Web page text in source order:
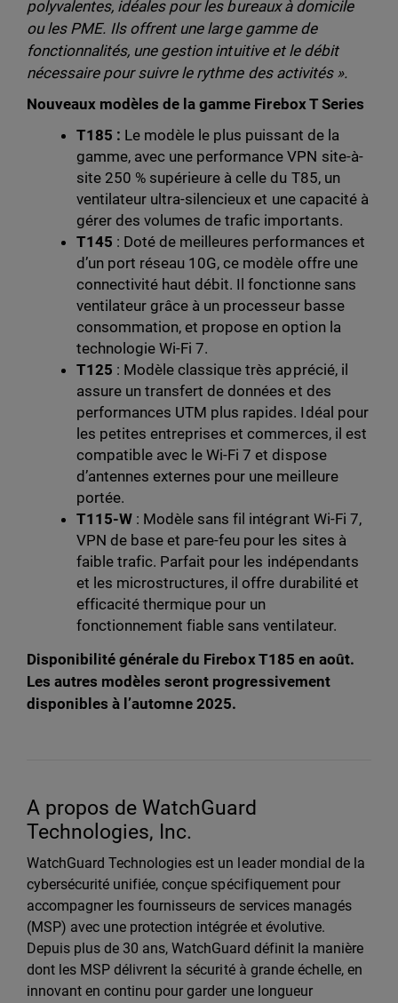
polyvalentes, idéales pour les bureaux à domicile
ou les PME. Ils offrent une large gamme de
fonctionnalités, une gestion intuitive et le débit
nécessaire pour suivre le rythme des activités ».
Nouveaux modèles de la gamme Firebox T Series
T185 : Le modèle le plus puissant de la
gamme, avec une performance VPN site-à-
site 250 % supérieure à celle du T85, un
ventilateur ultra-silencieux et une capacité à
gérer des volumes de trafic importants.
T145 : Doté de meilleures performances et
d’un port réseau 10G, ce modèle offre une
connectivité haut débit. Il fonctionne sans
ventilateur grâce à un processeur basse
consommation, et propose en option la
technologie Wi-Fi 7.
T125 : Modèle classique très apprécié, il
assure un transfert de données et des
performances UTM plus rapides. Idéal pour
les petites entreprises et commerces, il est
compatible avec le Wi-Fi 7 et dispose
d’antennes externes pour une meilleure
portée.
T115-W : Modèle sans fil intégrant Wi-Fi 7,
VPN de base et pare-feu pour les sites à
faible trafic. Parfait pour les indépendants
et les microstructures, il offre durabilité et
efficacité thermique pour un
fonctionnement fiable sans ventilateur.
Disponibilité générale du Firebox T185 en août.
Les autres modèles seront progressivement
disponibles à l’automne 2025.
A propos de WatchGuard
Technologies, Inc.
WatchGuard Technologies est un leader mondial de la
cybersécurité unifiée, conçue spécifiquement pour
accompagner les fournisseurs de services managés
(MSP) avec une protection intégrée et évolutive.
Depuis plus de 30 ans, WatchGuard définit la manière
dont les MSP délivrent la sécurité à grande échelle, en
innovant en continu pour garder une longueur